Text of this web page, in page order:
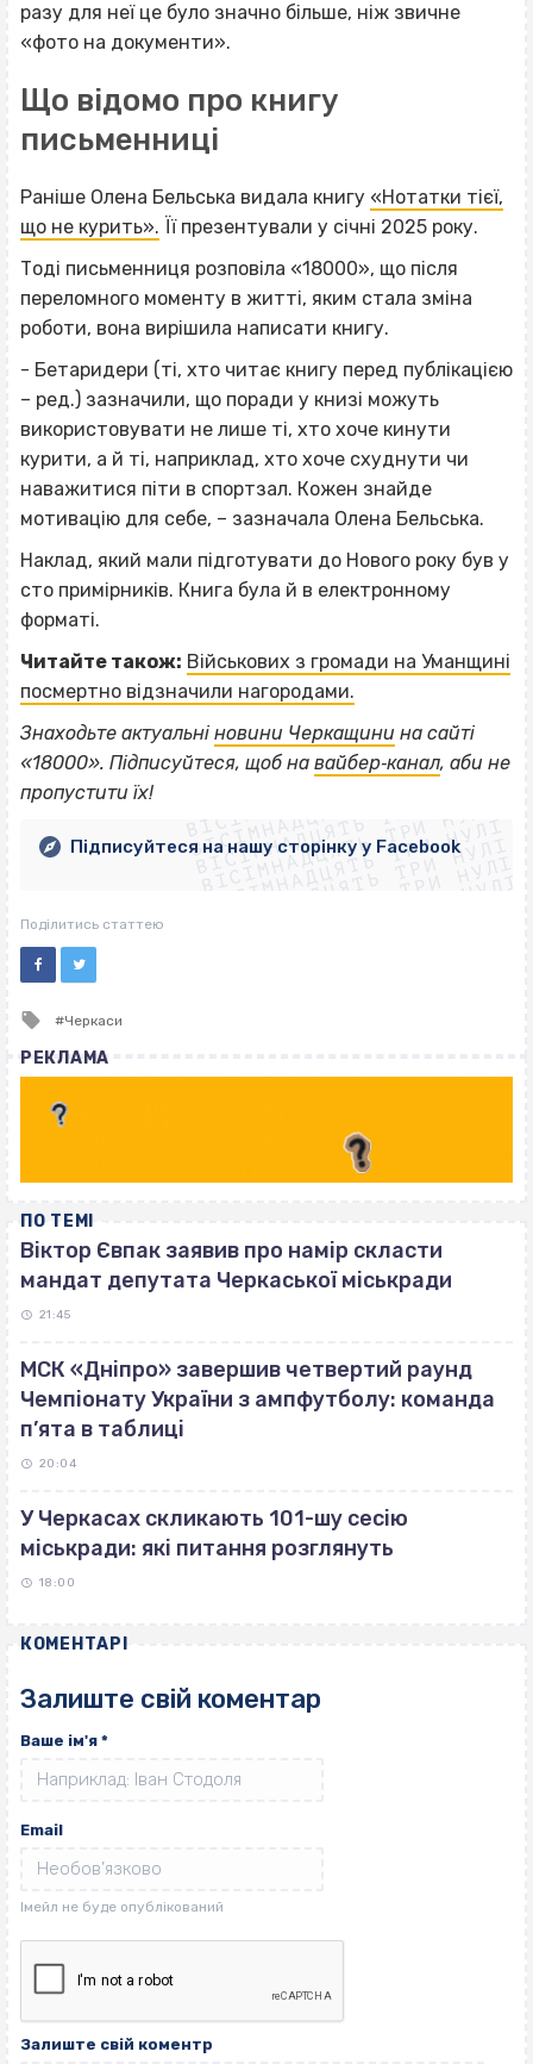
разу для неї це було значно більше, ніж звичне
«фото на документи».
Що відомо про книгу
письменниці
Раніше Олена Бельська видала книгу «Нотатки тієї,
що не курить». Її презентували у січні 2025 року.
Тоді письменниця розповіла «18000», що після
переломного моменту в житті, яким стала зміна
роботи, вона вирішила написати книгу.
- Бетаридери (ті, хто читає книгу перед публікацією
– ред.) зазначили, що поради у книзі можуть
використовувати не лише ті, хто хоче кинути
курити, а й ті, наприклад, хто хоче схуднути чи
наважитися піти в спортзал. Кожен знайде
мотивацію для себе, – зазначала Олена Бельська.
Наклад, який мали підготувати до Нового року був у
сто примірників. Книга була й в електронному
форматі.
Читайте також: Військових з громади на Уманщині
посмертно відзначили нагородами.
Знаходьте актуальні новини Черкащини на сайті
«18000». Підписуйтеся, щоб на вайбер‐канал, аби не
пропустити їх!
ВІСІМНАДЦЯТЬ ТРИ НУЛІ
ВІСІМНАДЦЯТЬ ТРИ НУЛІ
ВІСІМНАДЦЯТЬ ТРИ НУЛІ
ВІСІМНАДЦЯТЬ ТРИ НУЛІ
ВІСІМНАДЦЯТЬ ТРИ НУЛІ
ВІСІМНАДЦЯТЬ ТРИ НУЛІ
ВІСІМНАДЦЯТЬ ТРИ НУЛІ
ВІСІМНАДЦЯТЬ ТРИ НУЛІ
Підписуйтеся на нашу сторінку у Facebook
Поділитись статтею
Tagged
Черкаси
РЕКЛАМА
ПО ТЕМІ
Віктор Євпак заявив про намір скласти
мандат депутата Черкаської міськради
21:45
МСК «Дніпро» завершив четвертий раунд
Чемпіонату України з ампфутболу: команда
п’ята в таблиці
20:04
У Черкасах скликають 101-шу сесію
міськради: які питання розглянуть
18:00
КОМЕНТАРІ
Залиште свій коментар
Ваше ім'я *
Email
Залиште свій коментр